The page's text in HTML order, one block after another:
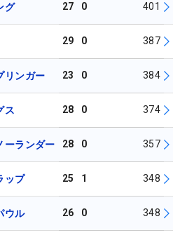
グ 27 0 401
29 0 387
リンガー 23 0 384
ス 28 0 374
ーランダー 28 0 357
ップ 25 1 348
ウル 26 0 348